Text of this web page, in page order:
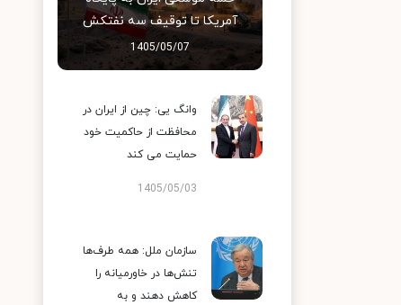
آمریکا تا توقیف سه نفتکش
1405/05/07
وانگ یی: چین از ایران در
محافظت از حاکمیت خود
حمایت می کند
1405/05/03
سازمان ملل: همه طرف‌ها
تنش‌ها در خاورمیانه را
کاهش دهند و به